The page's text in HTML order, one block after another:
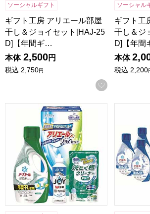
ソーシャルギフト
ギフト工房 アリエール部屋
干し＆ジョイセット[HAJ-25
D]【年間ギ…
本体 2,500円
税込 2,750円
お気に入り
ソーシャル
ギフト工
干し＆ジ
D]【年間
本体
税込 2,200
ギフト工房 アリエール部屋干し＆ジョ